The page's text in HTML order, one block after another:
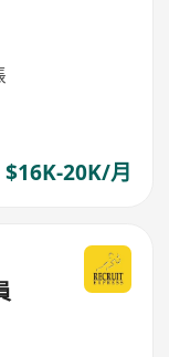
$16K-20K/月